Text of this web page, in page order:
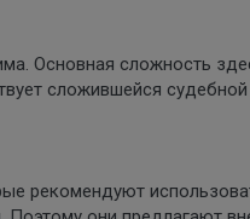
Основная сложность
сложившейся
рекомендуют